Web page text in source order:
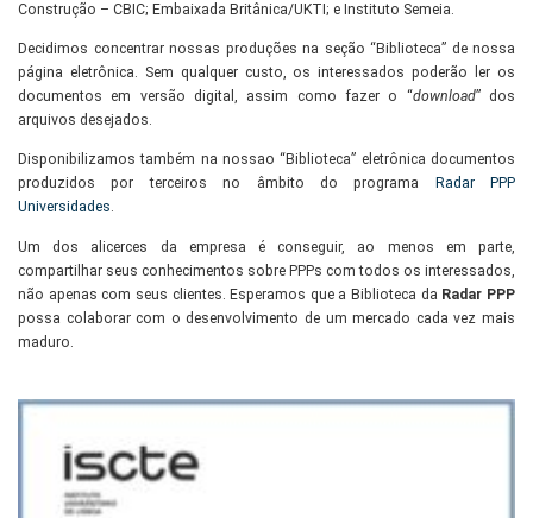
Construção – CBIC; Embaixada Britânica/UKTI; e Instituto Semeia.
Decidimos concentrar nossas produções na seção “Biblioteca” de nossa
página eletrônica. Sem qualquer custo, os interessados poderão ler os
documentos em versão digital, assim como fazer o “download” dos
arquivos desejados.
Disponibilizamos também na nossao “Biblioteca” eletrônica documentos
produzidos por terceiros no âmbito do programa
Radar PPP
Universidades.
Um dos alicerces da empresa é conseguir, ao menos em parte,
compartilhar seus conhecimentos sobre PPPs com todos os interessados,
não apenas com seus clientes. Esperamos que a Biblioteca da Radar PPP
possa colaborar com o desenvolvimento de um mercado cada vez mais
maduro.